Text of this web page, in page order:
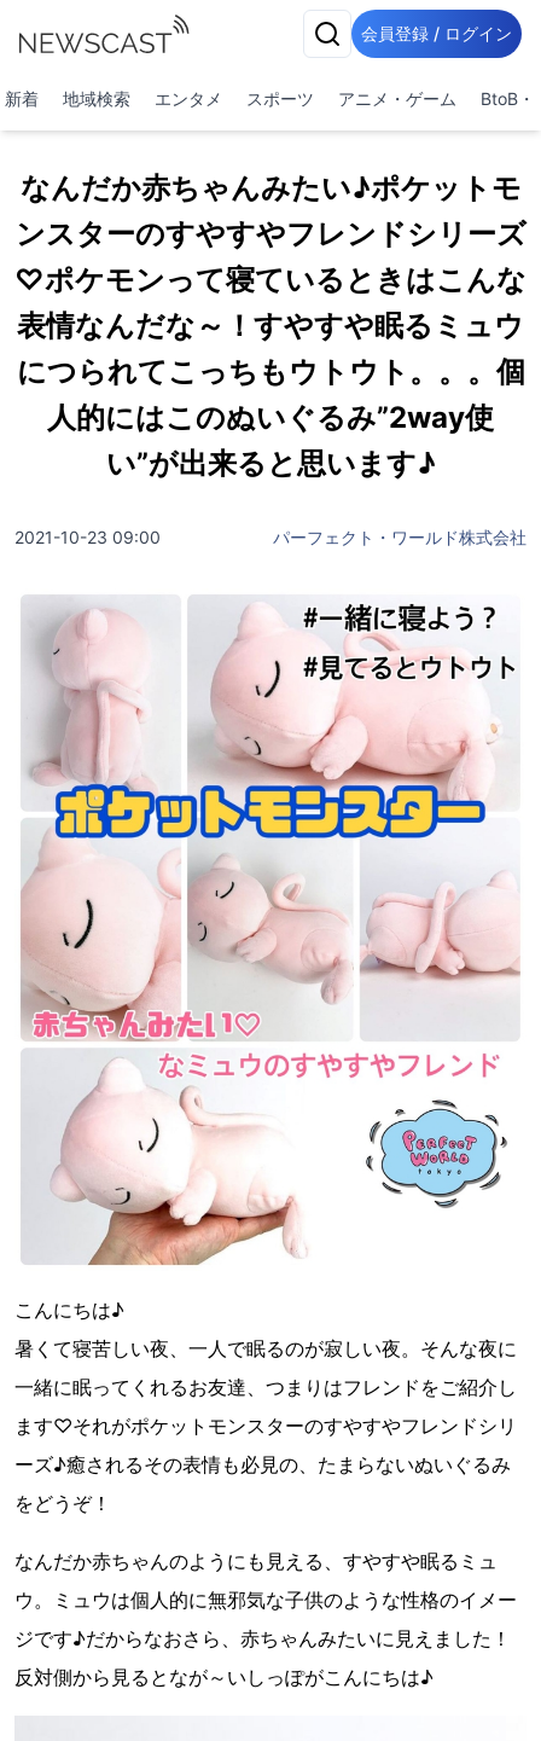
会員登録 / ログイン
新着 地域検索 エンタメ スポーツ アニメ・ゲーム BtoB・
なんだか赤ちゃんみたい♪ポケットモ
ンスターのすやすやフレンドシリーズ
♡ポケモンって寝ているときはこんな
表情なんだな～！すやすや眠るミュウ
につられてこっちもウトウト。。。個
人的にはこのぬいぐるみ”2way使
い”が出来ると思います♪
2021-10-23 09:00 パーフェクト・ワールド株式会社
こんにちは♪
暑くて寝苦しい夜、一人で眠るのが寂しい夜。そんな夜に
一緒に眠ってくれるお友達、つまりはフレンドをご紹介し
ます♡それがポケットモンスターのすやすやフレンドシリ
ーズ♪癒されるその表情も必見の、たまらないぬいぐるみ
をどうぞ！
なんだか赤ちゃんのようにも見える、すやすや眠るミュ
ウ。ミュウは個人的に無邪気な子供のような性格のイメー
ジです♪だからなおさら、赤ちゃんみたいに見えました！
反対側から見るとなが～いしっぽがこんにちは♪